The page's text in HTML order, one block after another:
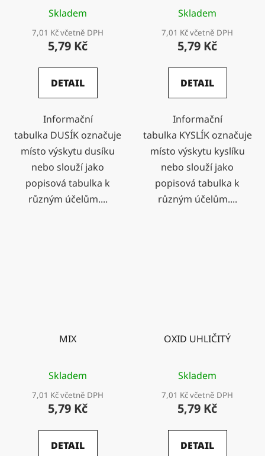
Skladem
7,01 Kč včetně DPH
5,79 Kč
DETAIL
Informační
tabulka DUSÍK označuje
místo výskytu dusíku
nebo slouží jako
popisová tabulka k
různým účelům....
Skladem
7,01 Kč včetně DPH
5,79 Kč
DETAIL
Informační
tabulka KYSLÍK označuje
místo výskytu kyslíku
nebo slouží jako
popisová tabulka k
různým účelům....
MIX
Skladem
7,01 Kč včetně DPH
5,79 Kč
DETAIL
OXID UHLIČITÝ
Skladem
7,01 Kč včetně DPH
5,79 Kč
DETAIL